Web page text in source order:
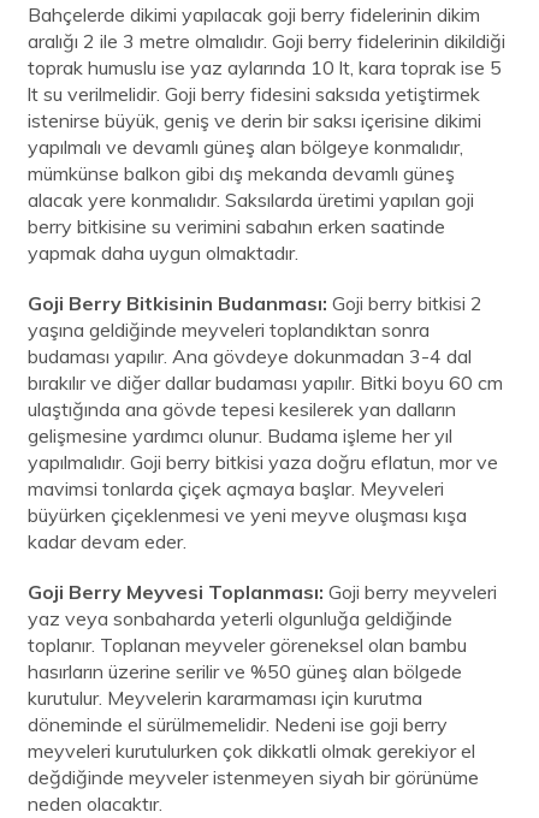
Bahçelerde dikimi yapılacak goji berry fidelerinin dikim
aralığı 2 ile 3 metre olmalıdır. Goji berry fidelerinin dikildiği
toprak humuslu ise yaz aylarında 10 lt, kara toprak ise 5
lt su verilmelidir. Goji berry fidesini saksıda yetiştirmek
istenirse büyük, geniş ve derin bir saksı içerisine dikimi
yapılmalı ve devamlı güneş alan bölgeye konmalıdır,
mümkünse balkon gibi dış mekanda devamlı güneş
alacak yere konmalıdır. Saksılarda üretimi yapılan goji
berry bitkisine su verimini sabahın erken saatinde
yapmak daha uygun olmaktadır.
Goji Berry Bitkisinin Budanması: Goji berry bitkisi 2
yaşına geldiğinde meyveleri toplandıktan sonra
budaması yapılır. Ana gövdeye dokunmadan 3-4 dal
bırakılır ve diğer dallar budaması yapılır. Bitki boyu 60 cm
ulaştığında ana gövde tepesi kesilerek yan dalların
gelişmesine yardımcı olunur. Budama işleme her yıl
yapılmalıdır. Goji berry bitkisi yaza doğru eflatun, mor ve
mavimsi tonlarda çiçek açmaya başlar. Meyveleri
büyürken çiçeklenmesi ve yeni meyve oluşması kışa
kadar devam eder.
Goji Berry Meyvesi Toplanması: Goji berry meyveleri
yaz veya sonbaharda yeterli olgunluğa geldiğinde
toplanır. Toplanan meyveler göreneksel olan bambu
hasırların üzerine serilir ve %50 güneş alan bölgede
kurutulur. Meyvelerin kararmaması için kurutma
döneminde el sürülmemelidir. Nedeni ise goji berry
meyveleri kurutulurken çok dikkatli olmak gerekiyor el
değdiğinde meyveler istenmeyen siyah bir görünüme
neden olacaktır.